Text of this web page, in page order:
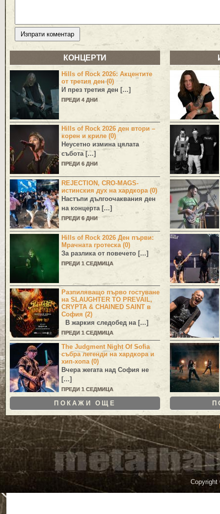
КОНЦЕРТИ
Hills of Rock 2026: Акцентите
от третия ден (0)
И през третия ден […]
ПРЕДИ 4 ДНИ
Hills of Rock 2026 ден втори –
корен и криле (0)
Неусетно измина цялата
събота […]
ПРЕДИ 6 ДНИ
REJECTION, CRO-MAGS-
истинския дух на хардкора (0)
Настъпи дългоочаквания ден
на концерта […]
ПРЕДИ 6 ДНИ
Hills of Rock 2026 Ден първи:
Мрачната гротеска (0)
За разлика от повечето […]
ПРЕДИ 1 СЕДМИЦА
Разпиляващо първо гостуване
на SLAUGHTER TO PREVAIL,
CRYPTA & CHAINED SAINT в
София (2)
В жаркия следобед на […]
ПРЕДИ 1 СЕДМИЦА
The Judgment Night Of Sofia
събра легенди на хардкора и
хип-хопа (0)
Вчера жегата над София не
[…]
ПРЕДИ 1 СЕДМИЦА
ПОКАЖИ ОЩЕ